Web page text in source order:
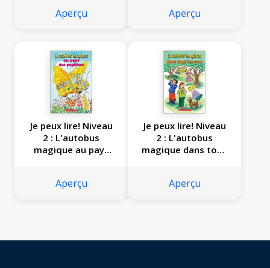
Aperçu Aperçu
Je peux lire! Niveau
2 : L'autobus
magique au pays
Aperçu
Je peux lire! Niveau
2 : L'autobus
magique dans tous
Aperçu